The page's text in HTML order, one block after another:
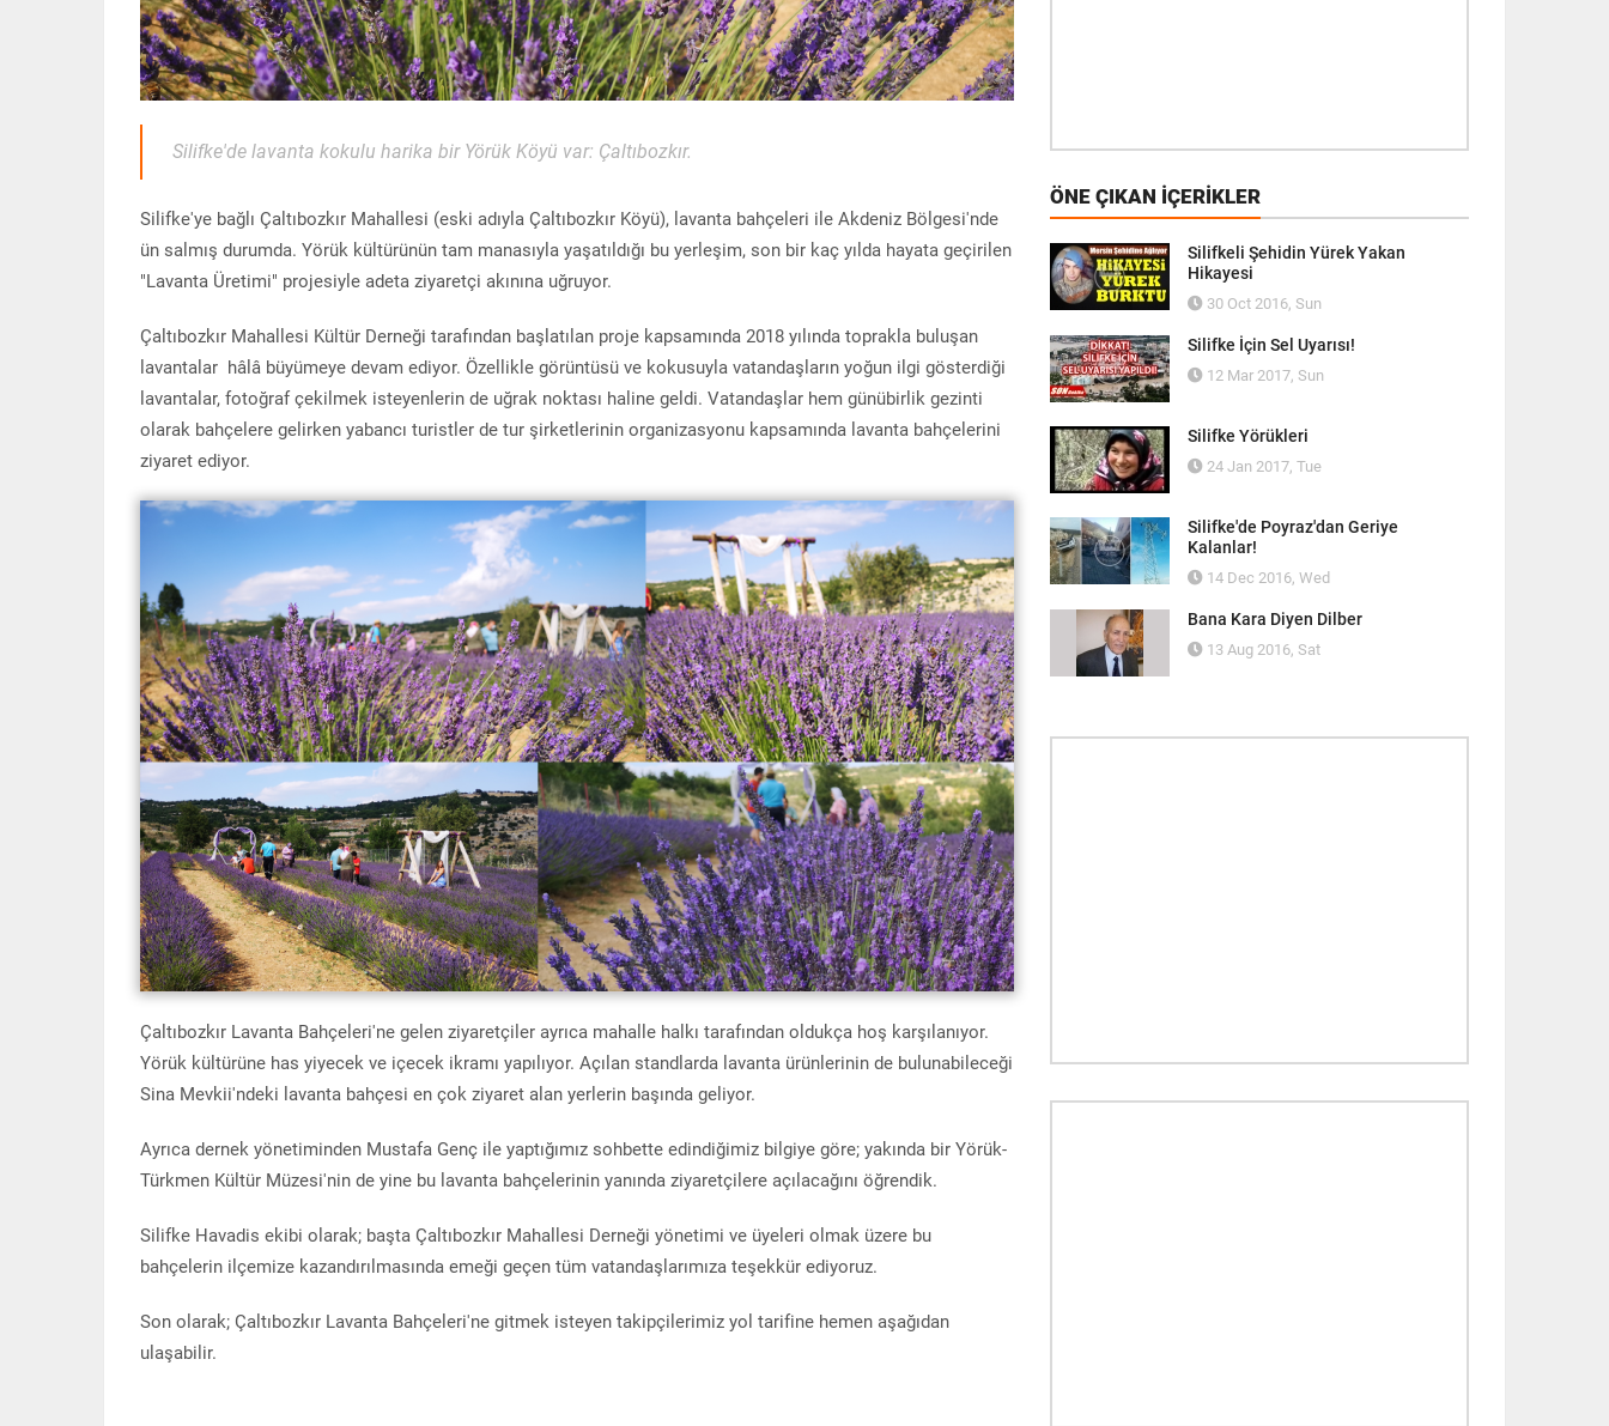
Silifke'de lavanta kokulu harika bir Yörük Köyü var: Çaltıbozkır.
Silifke'ye bağlı Çaltıbozkır Mahallesi (eski adıyla Çaltıbozkır Köyü), lavanta bahçeleri ile Akdeniz Bölgesi'nde
ün salmış durumda. Yörük kültürünün tam manasıyla yaşatıldığı bu yerleşim, son bir kaç yılda hayata geçirilen
"Lavanta Üretimi" projesiyle adeta ziyaretçi akınına uğruyor.
Çaltıbozkır Mahallesi Kültür Derneği tarafından başlatılan proje kapsamında 2018 yılında toprakla buluşan
lavantalar hâlâ büyümeye devam ediyor. Özellikle görüntüsü ve kokusuyla vatandaşların yoğun ilgi gösterdiği
lavantalar, fotoğraf çekilmek isteyenlerin de uğrak noktası haline geldi. Vatandaşlar hem günübirlik gezinti
olarak bahçelere gelirken yabancı turistler de tur şirketlerinin organizasyonu kapsamında lavanta bahçelerini
ziyaret ediyor.
Çaltıbozkır Lavanta Bahçeleri'ne gelen ziyaretçiler ayrıca mahalle halkı tarafından oldukça hoş karşılanıyor.
Yörük kültürüne has yiyecek ve içecek ikramı yapılıyor. Açılan standlarda lavanta ürünlerinin de bulunabileceği
Sina Mevkii'ndeki lavanta bahçesi en çok ziyaret alan yerlerin başında geliyor.
Ayrıca dernek yönetiminden Mustafa Genç ile yaptığımız sohbette edindiğimiz bilgiye göre; yakında bir Yörük-
Türkmen Kültür Müzesi'nin de yine bu lavanta bahçelerinin yanında ziyaretçilere açılacağını öğrendik.
Silifke Havadis ekibi olarak; başta Çaltıbozkır Mahallesi Derneği yönetimi ve üyeleri olmak üzere bu
bahçelerin ilçemize kazandırılmasında emeği geçen tüm vatandaşlarımıza teşekkür ediyoruz.
Son olarak; Çaltıbozkır Lavanta Bahçeleri'ne gitmek isteyen takipçilerimiz yol tarifine hemen aşağıdan
ulaşabilir.
ÖNE ÇIKAN İÇERIKLER
Silifkeli Şehidin Yürek Yakan
Hikayesi
30 Oct 2016, Sun
Silifke İçin Sel Uyarısı!
12 Mar 2017, Sun
Silifke Yörükleri
24 Jan 2017, Tue
Silifke'de Poyraz'dan Geriye
Kalanlar!
14 Dec 2016, Wed
Bana Kara Diyen Dilber
13 Aug 2016, Sat